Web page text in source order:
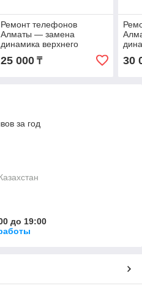
Ремонт телефонов
Алматы — замена
динамика верхнего
слухового iPhone 13 Pro
Max с гарантией с
25 000₸
Max
30
за год
до 19:00